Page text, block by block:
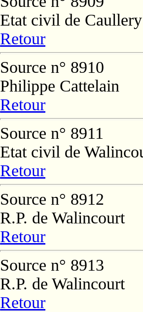
Etat civil de Caullery
Retour
Source n° 8910
Philippe Cattelain
Retour
Source n° 8911
Etat civil de
Retour
Source n° 8912
R.P. de Walincourt
Retour
Source n° 8913
R.P. de Walincourt
Retour